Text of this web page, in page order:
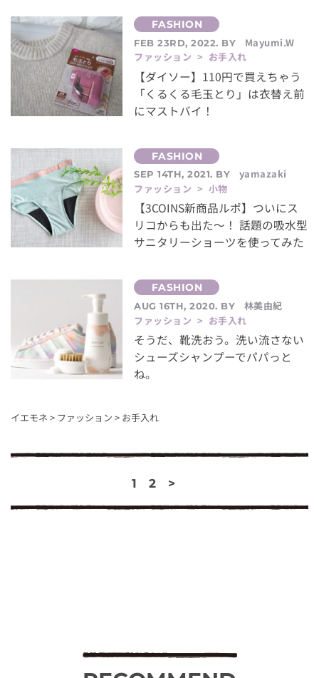
FEB 23RD, 2022. BY
Mayumi.W
ファッション > お手入れ
【ダイソー】110円で買えちゃう
「くるくる毛玉とり」は衣替え前
にマストバイ！
SEP 14TH, 2021. BY
yamazaki
ファッション > 小物
【3COINS新商品ルポ】ついにス
リコからも出た〜！ 話題の吸水型
サニタリーショーツを使ってみた
AUG 16TH, 2020. BY
林美由紀
ファッション > お手入れ
そうだ、靴洗おう。洗い流さない
シューズシャンプーでパパっと
ね。
イエモネ > ファッション > お手入れ
1 2 >